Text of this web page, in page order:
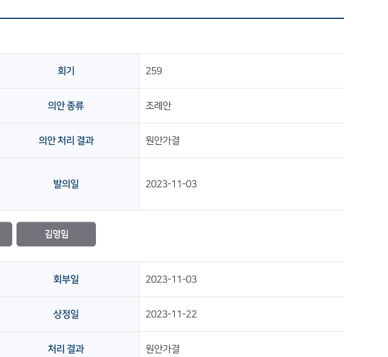
회기 259
의안 종류 조례안
의안 처리 결과 원안가결
발의일 2023-11-03
김영임
회부일 2023-11-03
상정일 2023-11-22
처리 결과 원안가결